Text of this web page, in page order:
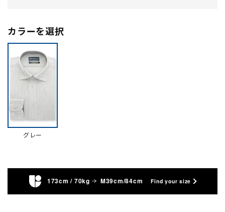
カラーを選択
グレー
173cm / 70kg M39cm/84cm Find your size